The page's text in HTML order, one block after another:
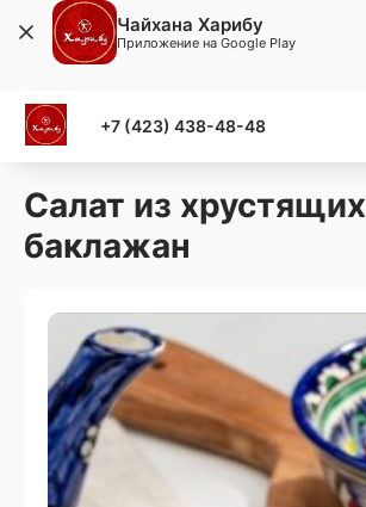
+7 (423) 438-48-48
Салат из хрустящих
баклажан
Чайхана Харибу
Приложение на Google Play